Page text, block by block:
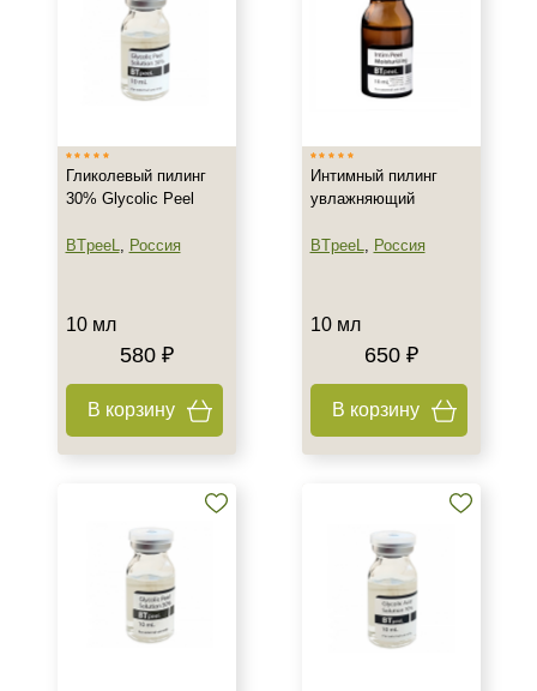
Срединные пилинги
ARDEMI
BIOTIME
Израиль
Италия
Показать еще
Гликолевый пилинг
30% Glycolic Peel
BTpeeL, Россия
10 мл
580 ₽
В корзину
Интимный пилинг
увлажняющий
BTpeeL, Россия
10 мл
650 ₽
В корзину